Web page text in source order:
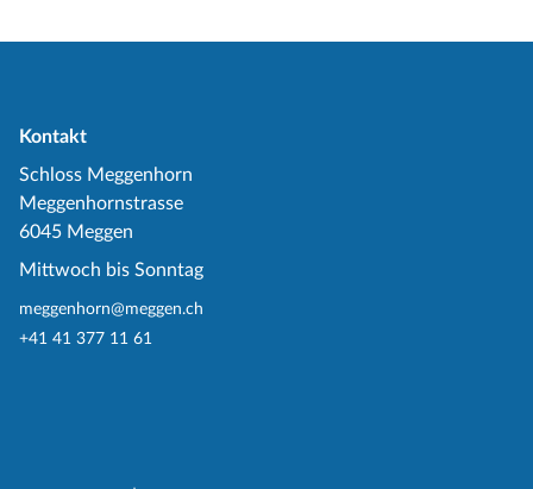
Kontakt
Schloss Meggenhorn
Meggenhornstrasse
6045 Meggen
Mittwoch bis Sonntag
meggenhorn@meggen.ch
+41 41 377 11 61